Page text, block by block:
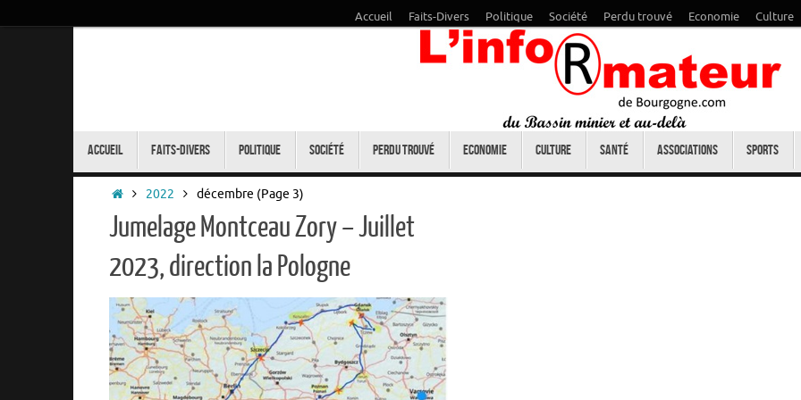
Accueil Faits-Divers Politique Société Perdu trouvé Economie Culture
Accueil Faits-Divers Politique Société Perdu trouvé Economie Culture Santé Associations Sports
Accueil
2022 décembre (Page 3)
Jumelage Montceau Zory – Juillet
2023, direction la Pologne